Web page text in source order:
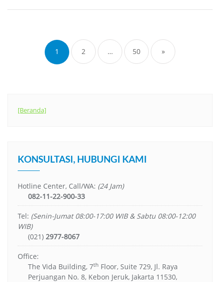
navigation
1 2 … 50 »
[Beranda]
KONSULTASI, HUBUNGI KAMI
Hotline Center, Call/WA: (24 Jam)
082-11-22-900-33
Tel: (Senin-Jumat 08:00-17:00 WIB & Sabtu 08:00-12:00
WIB)
(021) 2977-8067
Office:
The Vida Building, 7th Floor, Suite 729, Jl. Raya
Perjuangan No. 8, Kebon Jeruk, Jakarta 11530,